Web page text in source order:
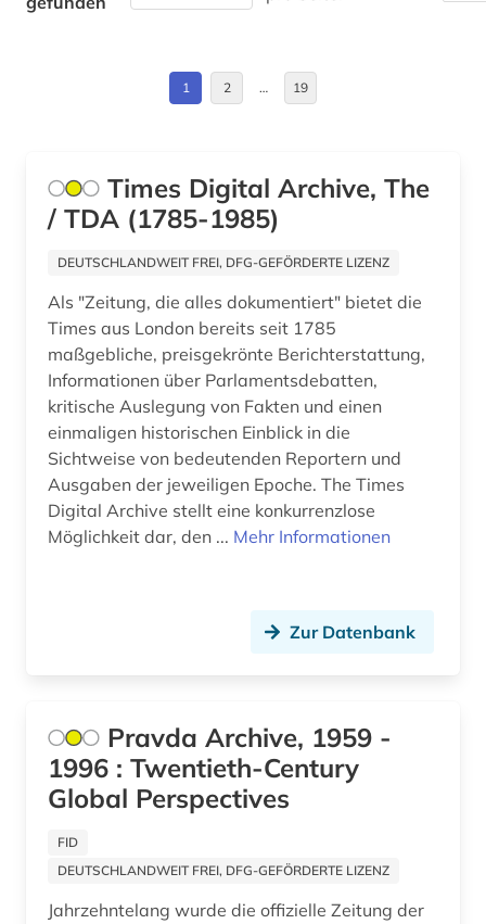
digital (1)
digitalisat (1)
donezk (ukraine) (1)
dresden (2)
dänemark (1)
edinburgh (1)
eichstätt (1)
elektronische bibliothek (1)
elektronische publikation (1)
elektronische ressource (1)
elektronisches buch (2)
entwicklung (1)
erster weltkrieg (5)
Hessen (16)
Irland (5)
Island (1)
Israel (6)
Italien (10)
Japan (3)
Kanada (7)
Korea (2)
Luxemburg (2)
Mecklenburg-Vorpommern (1)
Moldawien (1)
1 2 … 19
Times Digital Archive, The
/ TDA (1785-1985)
DEUTSCHLANDWEIT FREI, DFG-GEFÖRDERTE LIZENZ
Als "Zeitung, die alles dokumentiert" bietet die
Times aus London bereits seit 1785
maßgebliche, preisgekrönte Berichterstattung,
Informationen über Parlamentsdebatten,
kritische Auslegung von Fakten und einen
einmaligen historischen Einblick in die
Sichtweise von bedeutenden Reportern und
Ausgaben der jeweiligen Epoche. The Times
Digital Archive stellt eine konkurrenzlose
Möglichkeit dar, den ... Mehr Informationen
Zur Datenbank
Pravda Archive, 1959 -
1996 : Twentieth-Century
Global Perspectives
FID
DEUTSCHLANDWEIT FREI, DFG-GEFÖRDERTE LIZENZ
Jahrzehntelang wurde die offizielle Zeitung der